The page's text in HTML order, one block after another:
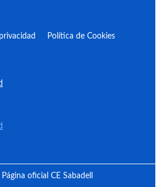
Política de Cookies
oficial CE Sabadell